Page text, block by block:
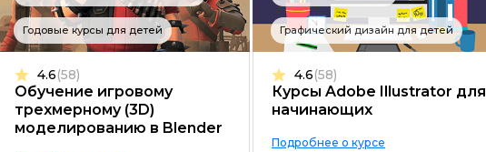
Разработка на Kotlin
Разработка игр на Unreal Engine
Разработка на Swift
Фреймворк Laravel
Годовые курсы для детей
Обучение игровому
трехмерному (3D)
моделированию в Blender
4.6(58)
Графический дизайн для детей
Курсы Adobe Illustrator для
начинающих
4.6(58)
Подробнее о курсе